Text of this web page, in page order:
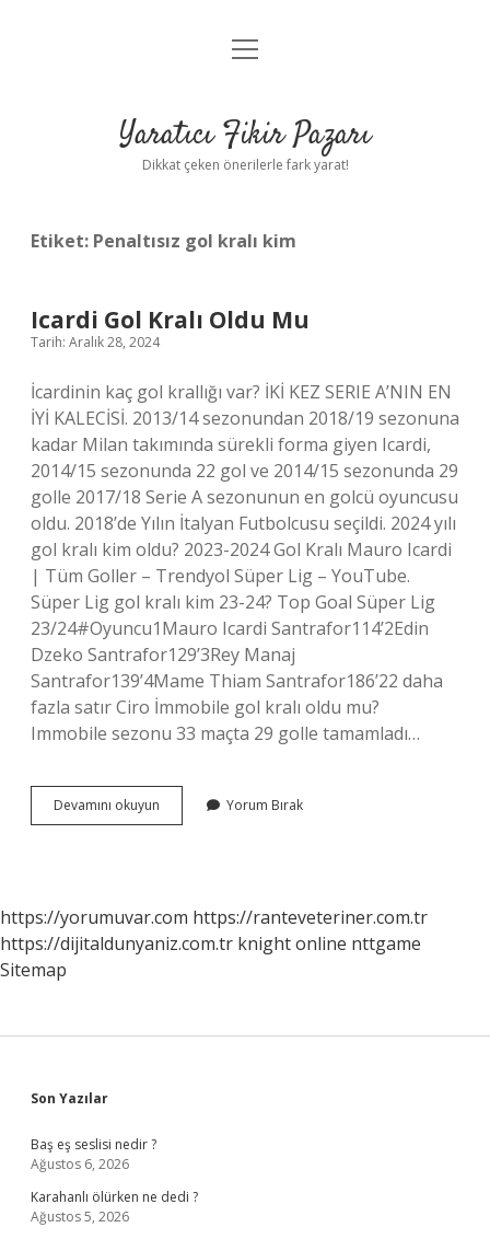
Anasayfa
Yasal Uyarı
menüyü
Yaratıcı Fikir Pazarı
Dikkat çeken önerilerle fark yarat!
Etiket: Penaltısız gol kralı kim
Icardi Gol Kralı Oldu Mu
Tarih: Aralık 28, 2024
İcardinin kaç gol krallığı var? İKİ KEZ SERIE A’NIN EN
İYİ KALECİSİ. 2013/14 sezonundan 2018/19 sezonuna
kadar Milan takımında sürekli forma giyen Icardi,
2014/15 sezonunda 22 gol ve 2014/15 sezonunda 29
golle 2017/18 Serie A sezonunun en golcü oyuncusu
oldu. 2018’de Yılın İtalyan Futbolcusu seçildi. 2024 yılı
gol kralı kim oldu? 2023-2024 Gol Kralı Mauro Icardi
| Tüm Goller – Trendyol Süper Lig – YouTube.
Süper Lig gol kralı kim 23-24? Top Goal Süper Lig
23/24#Oyuncu1Mauro Icardi Santrafor114’2Edin
Dzeko Santrafor129’3Rey Manaj
Santrafor139’4Mame Thiam Santrafor186’22 daha
fazla satır Ciro İmmobile gol kralı oldu mu?
Immobile sezonu 33 maçta 29 golle tamamladı…
Devamını okuyun
Gol
Yorum Bırak
https://yorumuvar.com https://ranteveteriner.com.tr
https://dijitaldunyaniz.com.tr knight online nttgame
Sitemap
Sidebar
Son Yazılar
Baş eş seslisi nedir ?
Ağustos 6, 2026
Karahanlı ölürken ne dedi ?
Ağustos 5, 2026